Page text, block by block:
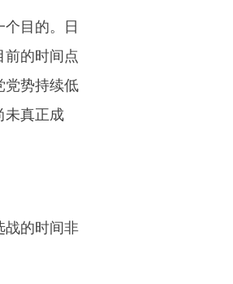
目的。日
的时间点
党势持续低
未真正成
的时间非